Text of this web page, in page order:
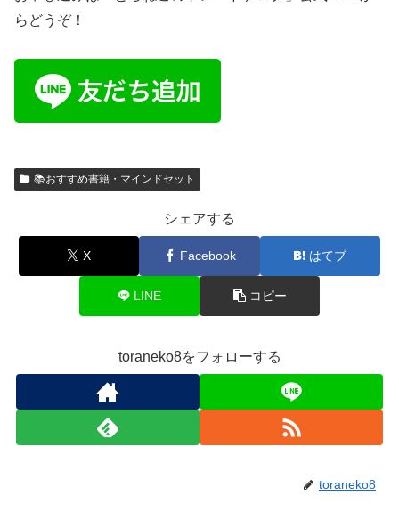
らどうぞ！
📚おすすめ書籍・マインドセット
シェアする
X Facebook はてブ
LINE コピー
toraneko8をフォローする
toraneko8